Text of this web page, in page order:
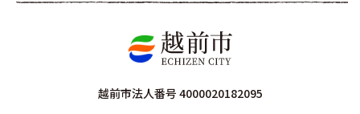
越前市法人番号 4000020182095